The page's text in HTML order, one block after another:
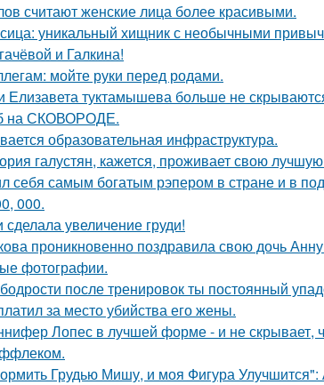
считают женские лица более красивыми.
уникальный хищник с необычными
и Галкина!
мойте руки перед родами.
Елизавета туктамышева больше не
на СКОВОРОДЕ.
образовательная инфраструктура.
галустян, кажется, проживает свою
себя самым богатым рэпером в стране и в
000.
увеличение груди!
проникновенно поздравила свою дочь
фотографии.
после тренировок ты постоянный
за место убийства его жены.
Лопес в лучшей форме - и не скрывает,
Грудью Мишу, и моя Фигура Улучшится":